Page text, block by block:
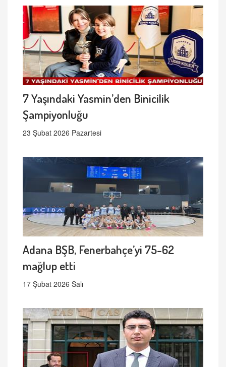
7 Yaşındaki Yasmin’den Binicilik
Şampiyonluğu
23 Şubat 2026 Pazartesi
Adana BŞB, Fenerbahçe’yi 75-62
mağlup etti
17 Şubat 2026 Salı